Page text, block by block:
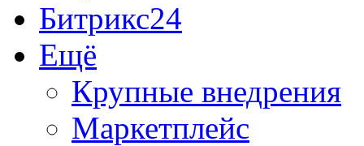
Битрикс24
Ещё
Крупные внедрения
Маркетплейс